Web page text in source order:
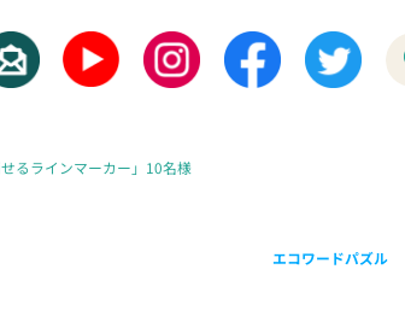
るラインマーカー」10名様
エコワードパズル